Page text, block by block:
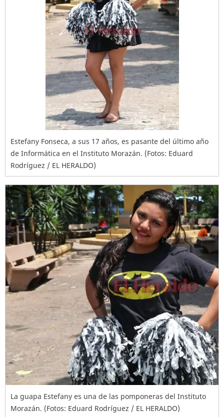
Estefany Fonseca, a sus 17 años, es pasante del último año
de Informática en el Instituto Morazán. (Fotos: Eduard
Rodríguez / EL HERALDO)
La guapa Estefany es una de las pomponeras del Instituto
Morazán. (Fotos: Eduard Rodríguez / EL HERALDO)